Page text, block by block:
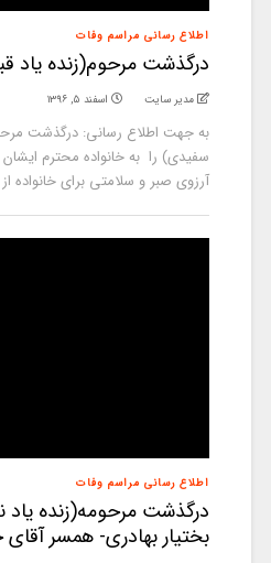
اطلاع رسانی مراسم وفات
درگذشت مرحوم(زنده یاد
مدیر سایت اسفند ۵, ۱۳۹۶
به جهت اطلاع رسانی: درگذشت
سفیدی) را به خانواده محترم
آرزوی صبر و سلامتی برای خانواده
اطلاع رسانی مراسم وفات
درگذشت مرحومه(زنده یاد
بختیار بهادری- همسر